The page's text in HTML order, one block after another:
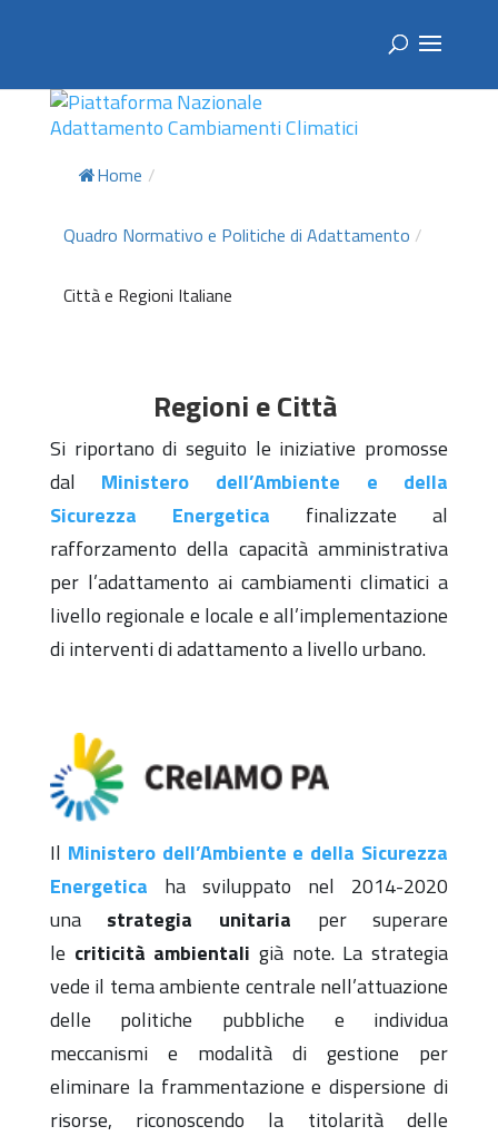
Home /
Quadro Normativo e Politiche di Adattamento /
Città e Regioni Italiane
Regioni e Città
Si riportano di seguito le iniziative promosse
dal Ministero dell’Ambiente e della
Sicurezza Energetica finalizzate al
rafforzamento della capacità amministrativa
per l’adattamento ai cambiamenti climatici a
livello regionale e locale e all’implementazione
di interventi di adattamento a livello urbano.
Il Ministero dell’Ambiente e della Sicurezza
Energetica
ha sviluppato nel 2014-2020
una strategia unitaria per superare
le criticità ambientali già note. La strategia
vede il tema ambiente centrale nell’attuazione
delle politiche pubbliche e individua
meccanismi e modalità di gestione per
eliminare la frammentazione e dispersione di
risorse, riconoscendo la titolarità delle